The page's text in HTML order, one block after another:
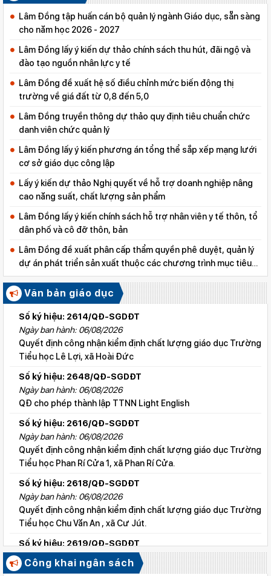
Lâm Đồng tập huấn cán bộ quản lý ngành Giáo dục, sẵn sàng
cho năm học 2026 - 2027
Lâm Đồng lấy ý kiến dự thảo chính sách thu hút, đãi ngộ và
đào tạo nguồn nhân lực y tế
Lâm Đồng đề xuất hệ số điều chỉnh mức biến động thị
trường về giá đất từ 0,8 đến 5,0
Lâm Đồng truyền thông dự thảo quy định tiêu chuẩn chức
danh viên chức quản lý
Lâm Đồng lấy ý kiến phương án tổng thể sắp xếp mạng lưới
cơ sở giáo dục công lập
Lấy ý kiến dự thảo Nghị quyết về hỗ trợ doanh nghiệp nâng
cao năng suất, chất lượng sản phẩm
Lâm Đồng lấy ý kiến chính sách hỗ trợ nhân viên y tế thôn, tổ
dân phố và cô đỡ thôn, bản
Lâm Đồng đề xuất phân cấp thẩm quyền phê duyệt, quản lý
dự án phát triển sản xuất thuộc các chương trình mục tiêu
quốc gia
Văn bản giáo dục
Số ký hiệu: 2614/QĐ-SGDĐT
Ngày ban hành: 06/08/2026
Quyết định công nhận kiểm định chất lượng giáo dục Trường
Tiểu học Lê Lợi, xã Hoài Đức
Số ký hiệu: 2648/QĐ-SGDĐT
Ngày ban hành: 06/08/2026
QĐ cho phép thành lập TTNN Light English
Số ký hiệu: 2616/QĐ-SGDĐT
Ngày ban hành: 06/08/2026
Quyết định công nhận kiểm định chất lượng giáo dục Trường
Tiểu học Phan Rí Cửa 1, xã Phan Rí Cửa.
Số ký hiệu: 2618/QĐ-SGDĐT
Ngày ban hành: 06/08/2026
Quyết định công nhận kiểm định chất lượng giáo dục Trường
Tiểu học Chu Văn An , xã Cư Jút.
Số ký hiệu: 2619/QĐ-SGDĐT
Ngày ban hành: 06/08/2026
Quyết định công nhận kiểm định chất lượng giáo dục Trường
Công khai ngân sách